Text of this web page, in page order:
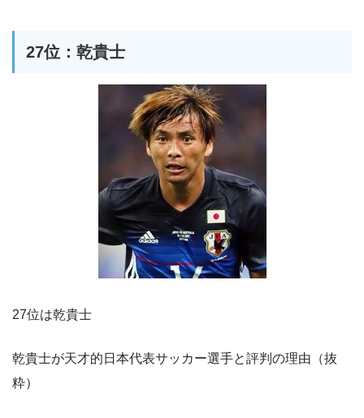
27位：乾貴士
27位は乾貴士
乾貴士が天才的日本代表サッカー選手と評判の理由（抜
粋）